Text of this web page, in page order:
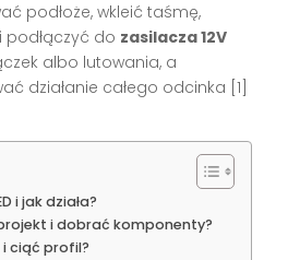
podłoże, wkleić taśmę,
podłączyć do zasilacza 12V
albo lutowania, a
działanie całego odcinka [1]
i jak działa?
i dobrać komponenty?
ciąć profil?